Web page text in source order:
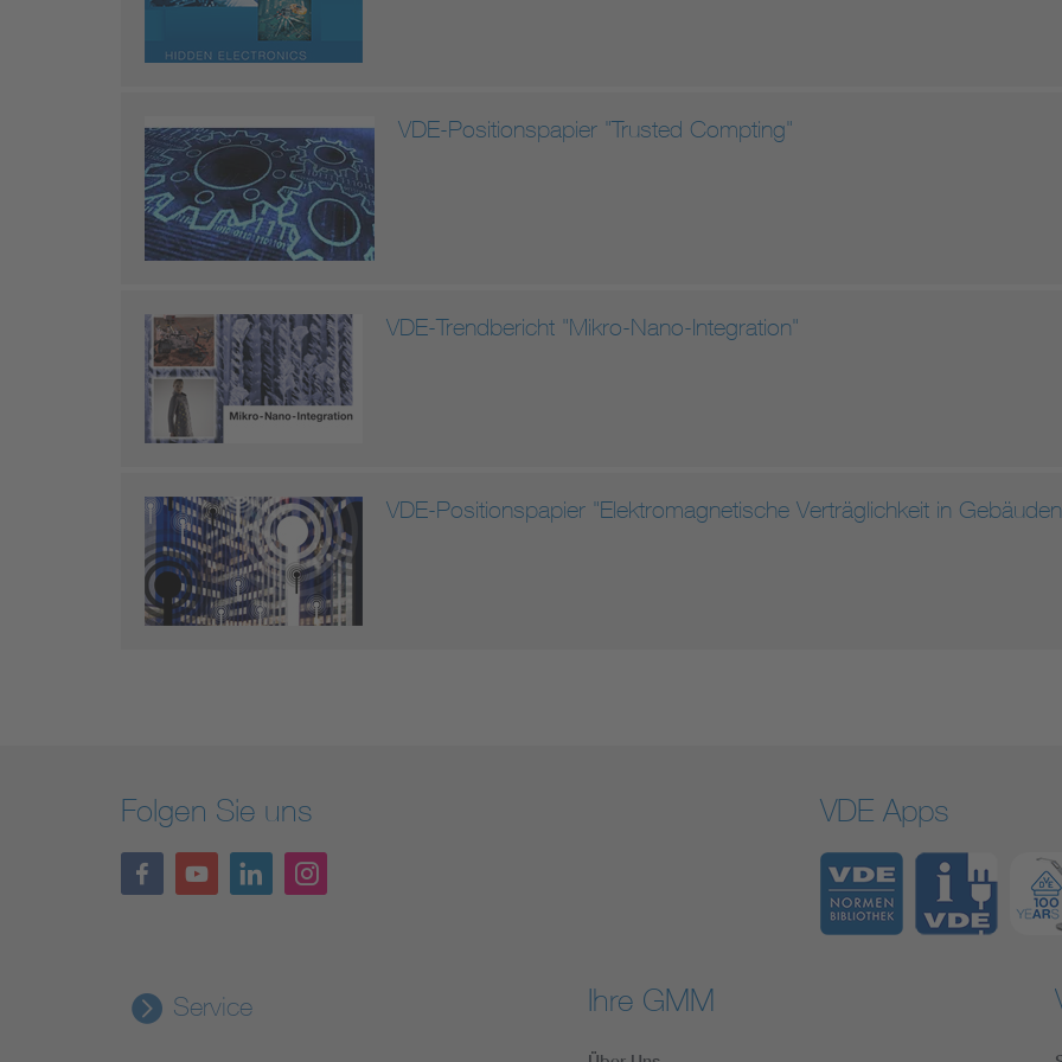
VDE-Positionspapier "Trusted Compting"
VDE-Trendbericht "Mikro-Nano-Integration"
VDE-Positionspapier "Elektromagnetische Verträglichkeit in
Folgen Sie uns VDE Apps
Service Ihre GMM